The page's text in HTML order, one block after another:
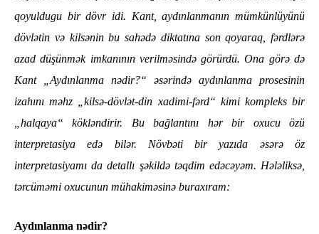
qoyuldugu bir dövr idi. Kant, aydınlanmanın mümkünlüyünü
dövlətin və kilsənin bu sahədə diktatına son qoyaraq, fərdlərə
azad düşünmək imkanının verilməsində görürdü. Ona görə də
Kant „Aydınlanma nədir?“ əsərində aydınlanma prosesinin
izahını məhz „kilsə-dövlət-din xadimi-fərd“ kimi kompleks bir
„halqaya“ kökləndirir. Bu bağlantını hər bir oxucu özü
interpretasiya edə bilər. Növbəti bir yazıda əsərə öz
interpretasiyamı da detallı şəkildə təqdim edəcəyəm. Hələliksə,
tərcüməmi oxucunun mühakiməsinə buraxıram:
Aydınlanma nədir?